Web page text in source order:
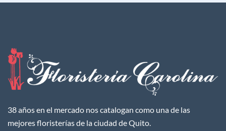
38 años en el mercado nos catalogan como una de las
mejores floristerías de la ciudad de Quito.